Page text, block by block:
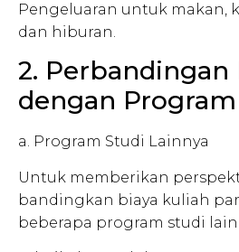
Pengeluaran untuk makan,
dan hiburan.
2. Perbandingan
dengan
a. Program Studi Lainnya
Untuk memberikan
bandingkan biaya kuliah
beberapa program studi